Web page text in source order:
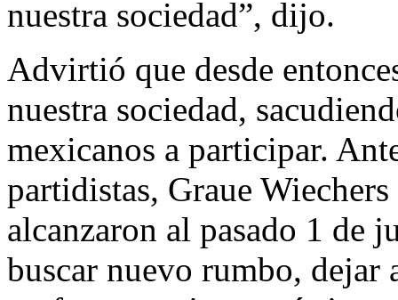
nuestra sociedad”, dijo.
Advirtió que desde
nuestra sociedad,
mexicanos a participar.
partidistas, Graue
alcanzaron al pasado 1 de
buscar nuevo rumbo, dejar